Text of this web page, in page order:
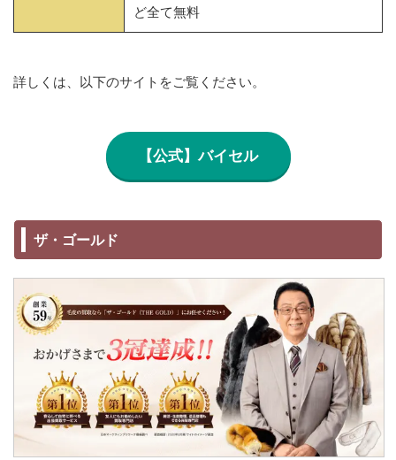
ど全て無料
詳しくは、以下のサイトをご覧ください。
【公式】バイセル
ザ・ゴールド